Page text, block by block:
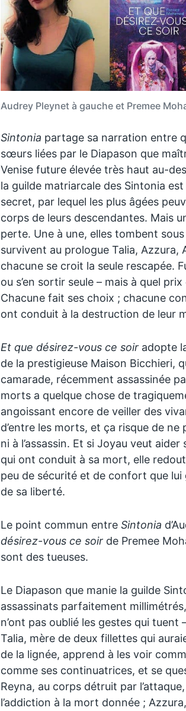
Audrey Pleynet à gauche et Premee
Sintonia partage sa narration entre
sœurs liées par le Diapason que
Venise future élevée très haut au-
la guilde matriarcale des Sintonia
secret, par lequel les plus âgées
corps de leurs descendantes. Mais
perte. Une à une, elles tombent
survivent au prologue Talia, Azzura,
chacune se croit la seule rescapée.
ou s’en sortir seule – mais à quel
Chacune fait ses choix ; chacune
ont conduit à la destruction de leur
Et que désirez-vous ce soiradopte
de la prestigieuse Maison Bicchieri,
camarade, récemment assassinée
morts a quelque chose de
angoissant encore de veiller des
d’entre les morts, et ça risque de ne
ni à l’assassin. Et si Joyau veut
qui ont conduit à sa mort, elle
peu de sécurité et de confort que
de sa liberté.
Le point commun entre Sintonia
désirez-vous ce soirde Premee
sont des tueuses.
Le Diapason que manie la guilde
assassinats parfaitement
n’ont pas oublié les gestes qui tuent
Talia, mère de deux fillettes qui
de la lignée, apprend à les voir
comme ses continuatrices, et se
Reyna, au corps détruit par
l’addiction à la mort donnée ;